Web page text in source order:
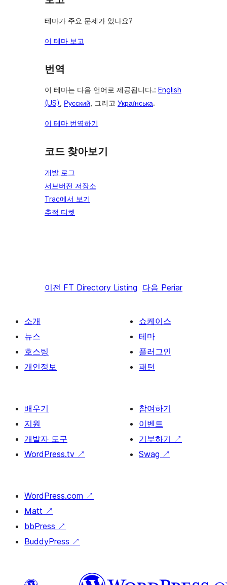
테마가 주요 문제가 있나요?
이 테마 보고
번역
이 테마는 다음 언어로 제공됩니다.: English
(US), Русский, 그리고 Українська.
이 테마 번역하기
코드 찾아보기
개발 로그
서브버전 저장소
Trac에서 보기
추적 티켓
이전 FT Directory Listing 다음 Periar
소개
뉴스
호스팅
개인정보
쇼케이스
테마
플러그인
패턴
배우기
지원
개발자 도구
WordPress.tv ↗
참여하기
이벤트
기부하기 ↗
Swag ↗
WordPress.com ↗
Matt ↗
bbPress ↗
BuddyPress ↗